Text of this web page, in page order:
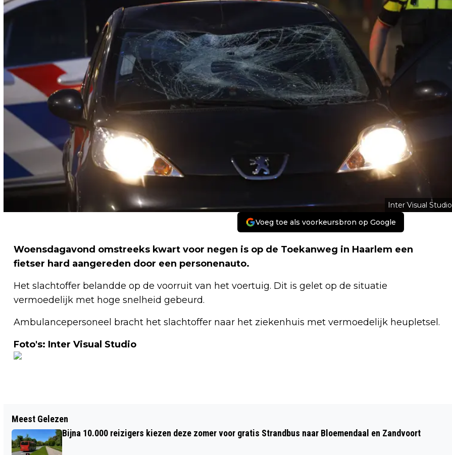
Inter Visual Studio
Voeg toe als voorkeursbron op Google
Woensdagavond omstreeks kwart voor negen is op de Toekanweg in Haarlem een
fietser hard aangereden door een personenauto.
Het slachtoffer belandde op de voorruit van het voertuig. Dit is gelet op de situatie
vermoedelijk met hoge snelheid gebeurd.
Ambulancepersoneel bracht het slachtoffer naar het ziekenhuis met vermoedelijk heupletsel.
Foto's: Inter Visual Studio
WONINGINBRAAK OVERVEEN, POLITIE
ZOEKT TWEE MANNEN
NAAR DE BIEFSTUKZWAM
Meest Gelezen
Bijna 10.000 reizigers kiezen deze zomer voor gratis Strandbus naar Bloemendaal en Zandvoort